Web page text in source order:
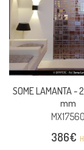
SOME LAMANTA -
mm
MX17560
386€